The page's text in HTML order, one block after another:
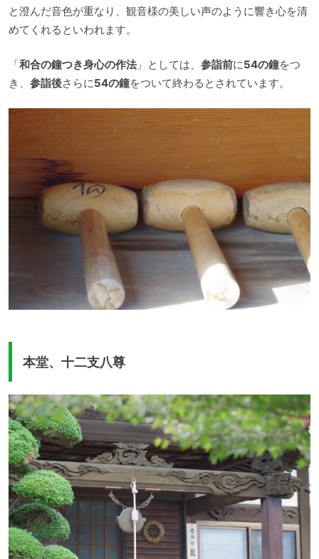
と澄んだ音色が重なり、観音様の美しい声のように響き心を清
めてくれるといわれます。
「和合の鐘つき身心の作法」としては、 参詣前に54の鐘をつ
き、 参詣後さらに54の鐘をついて終わるとされています。
本堂、十二支八尊